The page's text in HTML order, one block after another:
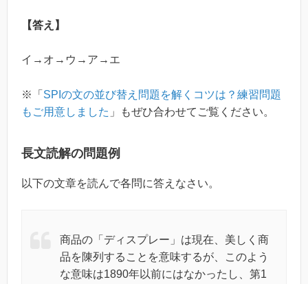
【答え】
イ→オ→ウ→ア→エ
※「 SPIの文の並び替え問題を解くコツは？練習問題
もご用意しました 」もぜひ合わせてご覧ください。
長文読解の問題例
以下の文章を読んで各問に答えなさい。
商品の「ディスプレー」は現在、美しく商
品を陳列することを意味するが、このよう
な意味は1890年以前にはなかったし、第1